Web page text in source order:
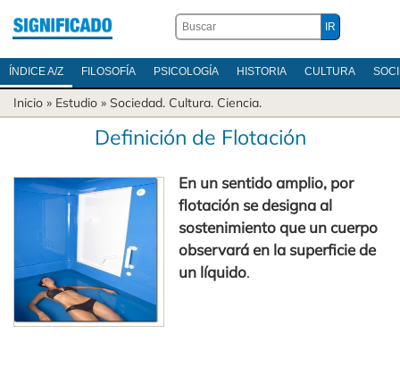
ÍNDICE A/Z FILOSOFÍA PSICOLOGÍA HISTORIA CULTURA
Inicio » Estudio » Sociedad. Cultura. Ciencia.
Definición de Flotación
En un sentido amplio, por
flotación se designa al
sostenimiento que un cuerpo
observará en la superficie de
un líquido.